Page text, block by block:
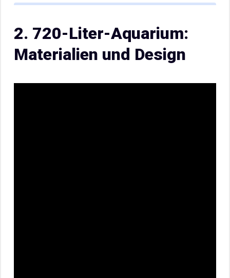
2. 720-Liter-Aquarium:
Materialien und Design